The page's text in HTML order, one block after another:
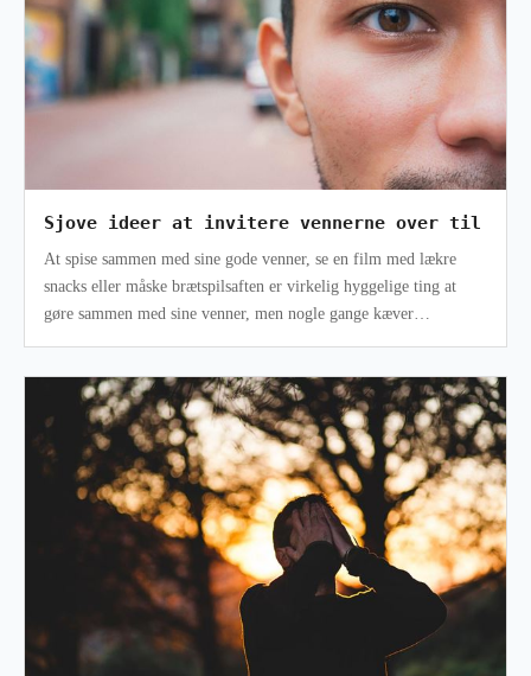
Sjove ideer at invitere vennerne over til
At spise sammen med sine gode venner, se en film med lækre
snacks eller måske brætspilsaften er virkelig hyggelige ting at
gøre sammen med sine venner, men nogle gange kæver